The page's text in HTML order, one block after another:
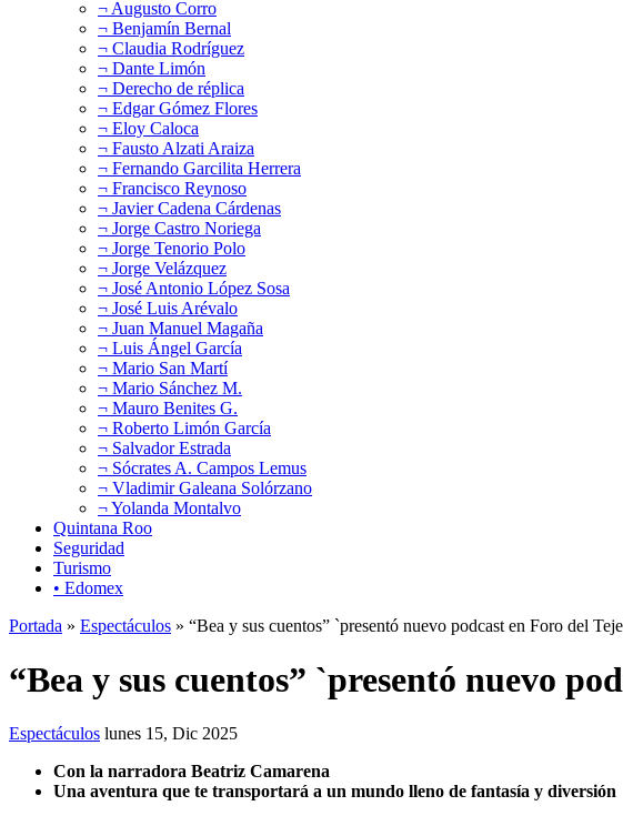
¬ Augusto Corro
¬ Benjamín Bernal
¬ Claudia Rodríguez
¬ Dante Limón
¬ Derecho de réplica
¬ Edgar Gómez Flores
¬ Eloy Caloca
¬ Fausto Alzati Araiza
¬ Fernando Garcilita Herrera
¬ Francisco Reynoso
¬ Javier Cadena Cárdenas
¬ Jorge Castro Noriega
¬ Jorge Tenorio Polo
¬ Jorge Velázquez
¬ José Antonio López Sosa
¬ José Luis Arévalo
¬ Juan Manuel Magaña
¬ Luis Ángel García
¬ Mario San Martí
¬ Mario Sánchez M.
¬ Mauro Benites G.
¬ Roberto Limón García
¬ Salvador Estrada
¬ Sócrates A. Campos Lemus
¬ Vladimir Galeana Solórzano
¬ Yolanda Montalvo
Quintana Roo
Seguridad
Turismo
• Edomex
Portada » Espectáculos » “Bea y sus cuentos” `presentó nuevo podcast en Foro del
“Bea y sus cuentos” `presentó nuevo
Espectáculos lunes 15, Dic 2025
Con la narradora Beatriz Camarena
Una aventura que te transportará a un mundo lleno de fantasía y diversión